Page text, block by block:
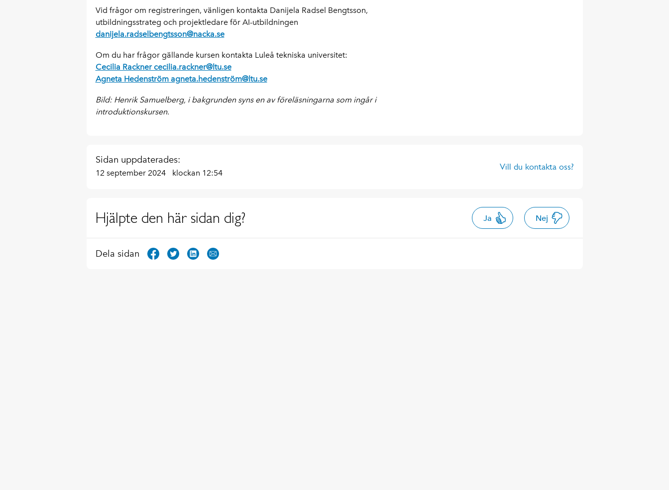
Vid frågor om registreringen, vänligen kontakta Danijela Radsel Bengtsson,
utbildningsstrateg och projektledare för AI-utbildningen
danijela.radselbengtsson@nacka.se
Om du har frågor gällande kursen kontakta Luleå tekniska universitet:
Cecilia Rackner cecilia.rackner@ltu.se
Agneta Hedenström agneta.hedenström@ltu.se
Bild: Henrik Samuelberg, i bakgrunden syns en av föreläsningarna som ingår i
introduktionskursen.
Sidan uppdaterades:
12 september 2024 klockan 12:54
Vill du kontakta oss?
Hjälpte den här sidan dig? Ja Nej
Dela sidan